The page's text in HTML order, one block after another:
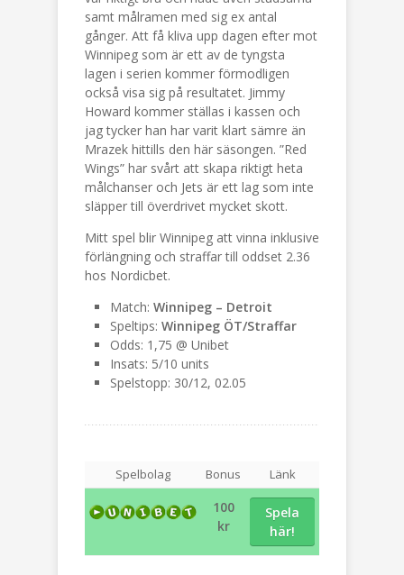
samt målramen med sig ex antal
gånger. Att få kliva upp dagen efter mot
Winnipeg som är ett av de tyngsta
lagen i serien kommer förmodligen
också visa sig på resultatet. Jimmy
Howard kommer ställas i kassen och
jag tycker han har varit klart sämre än
Mrazek hittills den här säsongen. ”Red
Wings” har svårt att skapa riktigt heta
målchanser och Jets är ett lag som inte
släpper till överdrivet mycket skott.
Mitt spel blir Winnipeg att vinna inklusive
förlängning och straffar till oddset 2.36
hos Nordicbet.
Match: Winnipeg – Detroit
Speltips: Winnipeg ÖT/Straffar
Odds: 1,75 @ Unibet
Insats: 5/10 units
Spelstopp: 30/12, 02.05
Spelbolag Bonus Länk
100
kr
Spela
här!